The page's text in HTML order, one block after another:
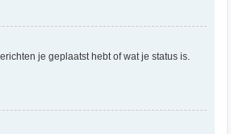
je geplaatst hebt of wat je status is.